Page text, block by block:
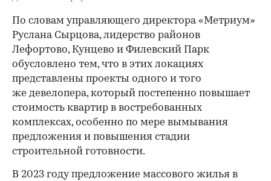
По словам управляющего директора «Метриум»
Руслана Сырцова, лидерство районов
Лефортово, Кунцево и Филевский Парк
обусловлено тем, что в этих локациях
представлены проекты одного и того
же девелопера, который постепенно повышает
стоимость квартир в востребованных
комплексах, особенно по мере вымывания
предложения и повышения стадии
строительной готовности.
В 2023 году предложение массового жилья в